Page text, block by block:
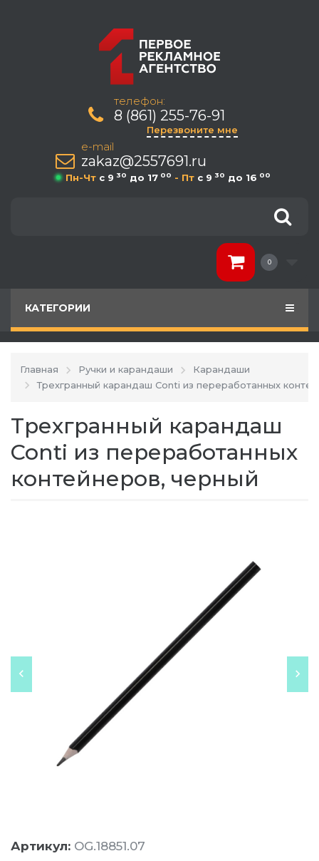
телефон:
8 (861) 255-76-91
Перезвоните мне
e-mail
zakaz@2557691.ru
Пн-Чт c 9 30 до 17 00 - Пт c 9 30 до 16 00
0
КАТЕГОРИИ
Главная Ручки и карандаши
Карандаши
Трехгранный карандаш Conti из переработанных
Трехгранный карандаш
Conti из переработанных
контейнеров, черный
Артикул: OG.18851.07